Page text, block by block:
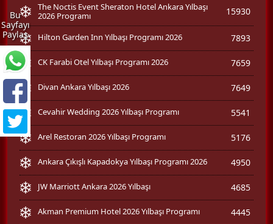
Bu
Sayfayı
Paylaş
The Noctis Event Sheraton Hotel Ankara Yılbaşı
2026 Programı
15930
Hilton Garden Inn Yılbaşı Programı 2026 7893
CK Farabi Otel Yılbaşı Programı 2026 7659
Divan Ankara Yılbaşı 2026 7649
Cevahir Wedding 2026 Yılbaşı Programı 5541
Arel Restoran 2026 Yılbaşı Programı 5176
Ankara Çıkışlı Kapadokya Yılbaşı Programı 2026 4950
JW Marriott Ankara 2026 Yılbaşı 4685
Akman Premium Hotel 2026 Yılbaşı Programı 4445